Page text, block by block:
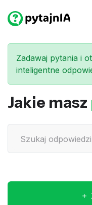
Zadawaj pytania i
inteligentne
Jakie masz